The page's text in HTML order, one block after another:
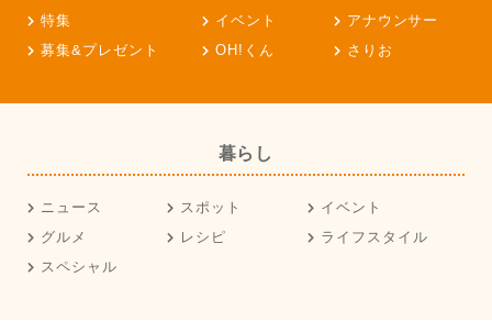
特集
イベント
アナウンサー
募集&プレゼント
OH!くん さりお
暮らし
ニュース スポット
イベント
グルメ
レシピ
ライフスタイル
スペシャル